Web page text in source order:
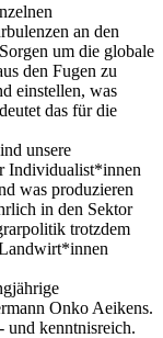
an den
um die globale
den Fugen zu
einstellen, was
das für die
unsere
Individualist*innen
was produzieren
in den Sektor
trotzdem
Onko Aeikens.
und kenntnisreich.